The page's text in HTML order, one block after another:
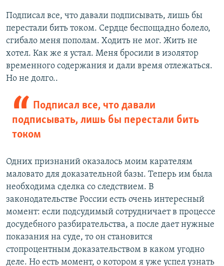
Подписал все, что давали подписывать, лишь бы
перестали бить током. Сердце беспощадно болело,
сгибало меня пополам. Ходить не мог. Жить не
хотел. Как же я устал. Меня бросили в изолятор
временного содержания и дали время отлежаться.
Но не долго..
Подписал все, что давали
подписывать, лишь бы перестали бить
током
Одних признаний оказалось моим карателям
маловато для доказательной базы. Теперь им была
необходима сделка со следствием. В
законодательстве России есть очень интересный
момент: если подсудимый сотрудничает в процессе
досудебного разбирательства, а после дает нужные
показания на суде, то он становится
стопроцентным доказательством в каком угодно
деле. Но есть момент, о котором я уже успел узнать